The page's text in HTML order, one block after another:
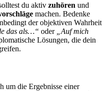
du aktiv zuhören und
machen. Bedenke
der objektiven Wahrheit
das als…“ oder
„Auf mich
Lösungen, die dein
um die Ergebnisse einer